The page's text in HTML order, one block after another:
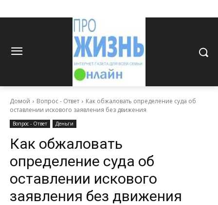
Домой Вопрос - Ответ
Как обжаловать определение суда об
оставлении искового заявления без движения
Вопрос - Ответ Деньги
Как обжаловать
определение суда об
оставлении искового
заявления без движения